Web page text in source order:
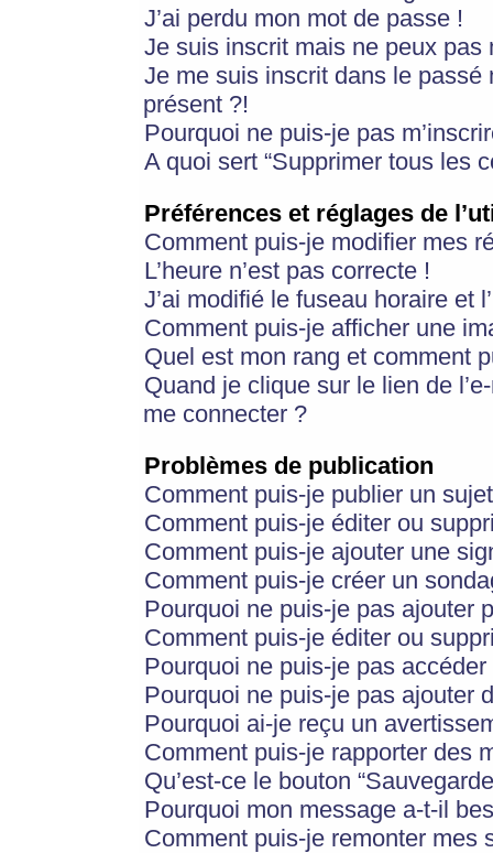
J’ai perdu mon mot de passe !
Je suis inscrit mais ne peux pas
Je me suis inscrit dans le
présent ?!
Pourquoi ne puis-je pas
A quoi sert “Supprimer tous les
Préférences et réglages de
Comment puis-je modifier mes
L’heure n’est pas correcte !
J’ai modifié le fuseau horaire et
Comment puis-je afficher une
Quel est mon rang et comment
Quand je clique sur le lien de
me connecter ?
Problèmes de publication
Comment puis-je publier un
Comment puis-je éditer ou
Comment puis-je ajouter une
Comment puis-je créer un
Pourquoi ne puis-je pas ajouter
Comment puis-je éditer ou
Pourquoi ne puis-je pas
Pourquoi ne puis-je pas ajouter
Pourquoi ai-je reçu un
Comment puis-je rapporter des
Qu’est-ce le bouton
Pourquoi mon message a-t-il
Comment puis-je remonter mes